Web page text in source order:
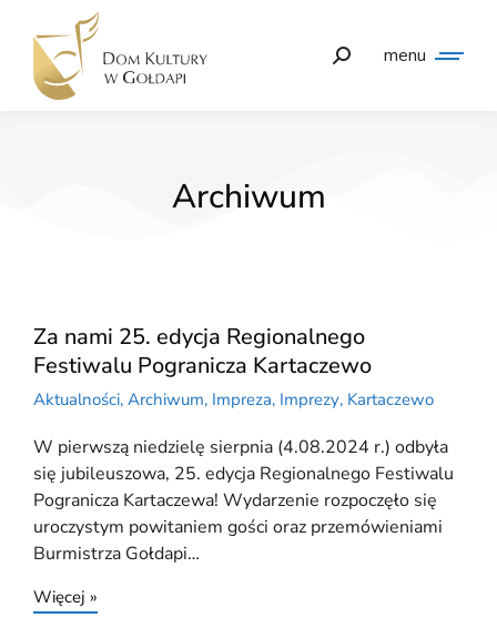
menu
Archiwum
Za nami 25. edycja Regionalnego
Festiwalu Pogranicza Kartaczewo
Aktualności, Archiwum, Impreza, Imprezy, Kartaczewo
W pierwszą niedzielę sierpnia (4.08.2024 r.) odbyła
się jubileuszowa, 25. edycja Regionalnego Festiwalu
Pogranicza Kartaczewa! Wydarzenie rozpoczęło się
uroczystym powitaniem gości oraz przemówieniami
Burmistrza Gołdapi…
Więcej »